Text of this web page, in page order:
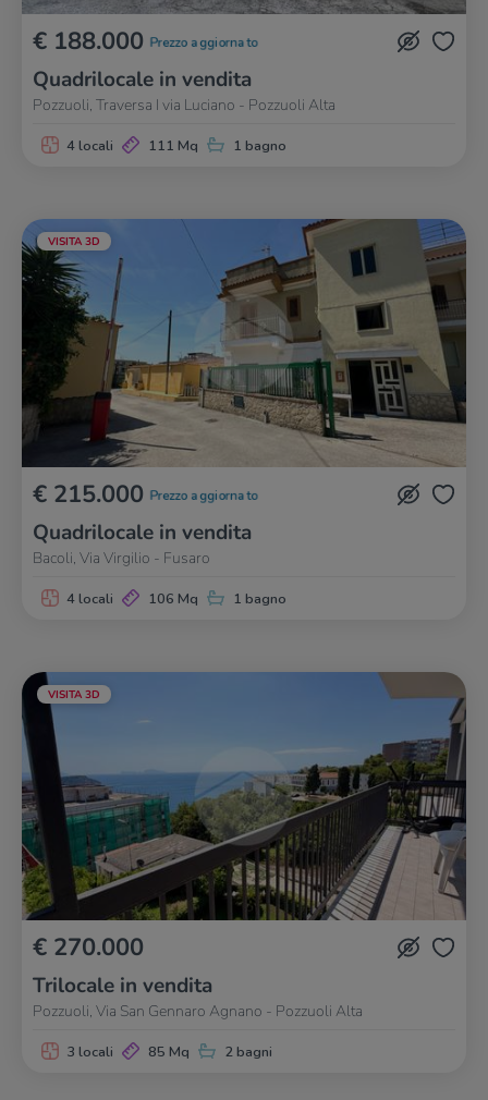
€ 188.000 Prezzo aggiornato
Quadrilocale in vendita
Pozzuoli, Traversa I via Luciano - Pozzuoli Alta
4 locali 111 Mq 1 bagno
VISITA 3D
€ 215.000 Prezzo aggiornato
Quadrilocale in vendita
Bacoli, Via Virgilio - Fusaro
4 locali 106 Mq 1 bagno
VISITA 3D
€ 270.000
Trilocale in vendita
Pozzuoli, Via San Gennaro Agnano - Pozzuoli Alta
3 locali 85 Mq 2 bagni